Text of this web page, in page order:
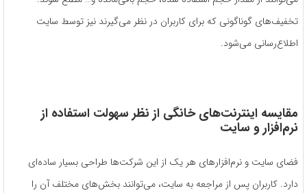
تخفیف‌های گوناگونی که برای کاربران در نظر می‌گیرند نیز توسط سایت
اطلاع‌رسانی می‌شود.
مقایسه اینترنت‌های خانگی از نظر سهولت استفاده از
نرم‌افزار و سایت
فضای سایت و نرم‌افزارهای هر یک از این شرکت‌ها طراحی بسیار ساده‌ای
دارد. کاربران پس از مراجعه به سایت، می‌توانند بخش‌های مختلف آن را